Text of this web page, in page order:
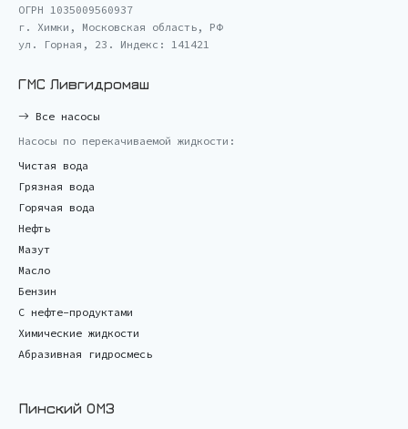
ОГРН 1035009560937
г. Химки, Московская область, РФ
ул. Горная, 23. Индекс: 141421
ГМС Ливгидромаш
Все насосы
Насосы по перекачиваемой жидкости:
Чистая вода
Грязная вода
Горячая вода
Нефть
Мазут
Масло
Бензин
С нефте-продуктами
Химические жидкости
Абразивная гидросмесь
Пинский ОМЗ